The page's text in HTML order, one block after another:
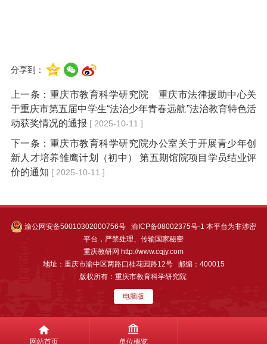
分享到：
上一条： 重庆市教育科学研究院 重庆市法律援助中心关
于重庆市第五届中学生“法治少年青春远航”法治教育特色活
动获奖情况的通报 [ 2025-10-11 ]
下一条： 重庆市教育科学研究院办公室关于开展青少年创
新人才培养雏鹰计划（初中） 第五期馆院项目学员结业评
价的通知 [ 2025-10-11 ]
渝公网安备50010302000756号 渝ICP备08002375号-1 本平台为非涉密
平台，严禁处理、传输国家秘密
重庆教研网 http://www.cqjy.com
地址：重庆市渝中区两路口桂花园路12号 邮编：400015
版权所有：重庆市教育科学研究院
电脑版
网站首页 单位概览